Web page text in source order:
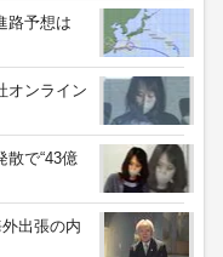
路予想は
オンライン
散で“43億
出張の内